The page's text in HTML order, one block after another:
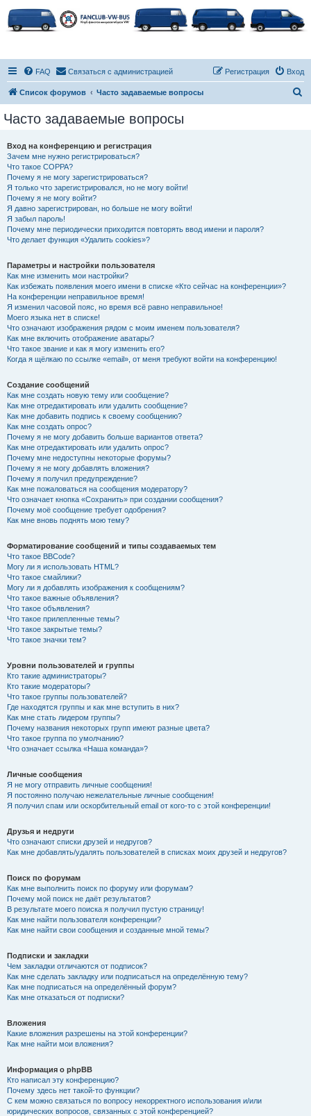
FAQ Связаться с администрацией Вход
Регистрация
Список форумов Часто задаваемые вопросы
Часто задаваемые вопросы
Вход на конференцию и регистрация
Зачем мне нужно регистрироваться?
Что такое COPPA?
Почему я не могу зарегистрироваться?
Я только что зарегистрировался, но не могу войти!
Почему я не могу войти?
Я давно зарегистрирован, но больше не могу войти!
Я забыл пароль!
Почему мне периодически приходится повторять ввод имени и пароля?
Что делает функция «Удалить cookies»?
Параметры и настройки пользователя
Как мне изменить мои настройки?
Как избежать появления моего имени в списке «Кто сейчас на конференции»?
На конференции неправильное время!
Я изменил часовой пояс, но время всё равно неправильное!
Моего языка нет в списке!
Что означают изображения рядом с моим именем пользователя?
Как мне включить отображение аватары?
Что такое звание и как я могу изменить его?
Когда я щёлкаю по ссылке «email», от меня требуют войти на конференцию!
Создание сообщений
Как мне создать новую тему или сообщение?
Как мне отредактировать или удалить сообщение?
Как мне добавить подпись к своему сообщению?
Как мне создать опрос?
Почему я не могу добавить больше вариантов ответа?
Как мне отредактировать или удалить опрос?
Почему мне недоступны некоторые форумы?
Почему я не могу добавлять вложения?
Почему я получил предупреждение?
Как мне пожаловаться на сообщения модератору?
Что означает кнопка «Сохранить» при создании сообщения?
Почему моё сообщение требует одобрения?
Как мне вновь поднять мою тему?
Форматирование сообщений и типы создаваемых тем
Что такое BBCode?
Могу ли я использовать HTML?
Что такое смайлики?
Могу ли я добавлять изображения к сообщениям?
Что такое важные объявления?
Что такое объявления?
Что такое прилепленные темы?
Что такое закрытые темы?
Что такое значки тем?
Уровни пользователей и группы
Кто такие администраторы?
Кто такие модераторы?
Что такое группы пользователей?
Где находятся группы и как мне вступить в них?
Как мне стать лидером группы?
Почему названия некоторых групп имеют разные цвета?
Что такое группа по умолчанию?
Что означает ссылка «Наша команда»?
Личные сообщения
Я не могу отправить личные сообщения!
Я постоянно получаю нежелательные личные сообщения!
Я получил спам или оскорбительный email от кого-то с этой конференции!
Друзья и недруги
Что означают списки друзей и недругов?
Как мне добавлять/удалять пользователей в списках моих друзей и недругов?
Поиск по форумам
Как мне выполнить поиск по форуму или форумам?
Почему мой поиск не даёт результатов?
В результате моего поиска я получил пустую страницу!
Как мне найти пользователя конференции?
Как мне найти свои сообщения и созданные мной темы?
Подписки и закладки
Чем закладки отличаются от подписок?
Как мне сделать закладку или подписаться на определённую тему?
Как мне подписаться на определённый форум?
Как мне отказаться от подписки?
Вложения
Какие вложения разрешены на этой конференции?
Как мне найти мои вложения?
Информация о phpBB
Кто написал эту конференцию?
Почему здесь нет такой-то функции?
С кем можно связаться по вопросу некорректного использования и/или
юридических вопросов, связанных с этой конференцией?